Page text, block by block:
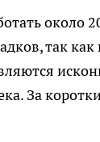
около
так как
За